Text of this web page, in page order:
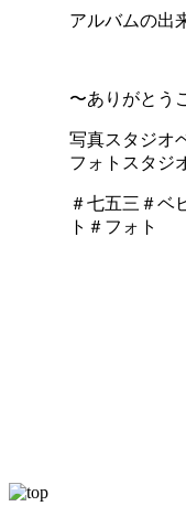
アルバムの出
〜ありがとう
写真スタジオ
フォトスタジ
＃七五三＃ベ
ト＃フォト